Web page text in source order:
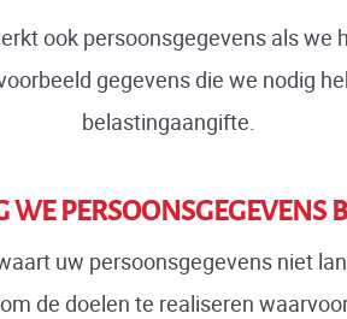
ook persoonsgegevens als we
gegevens die we nodig
belastingaangifte.
WE PERSOONSGEGEVENS
uw persoonsgegevens niet
de doelen te realiseren